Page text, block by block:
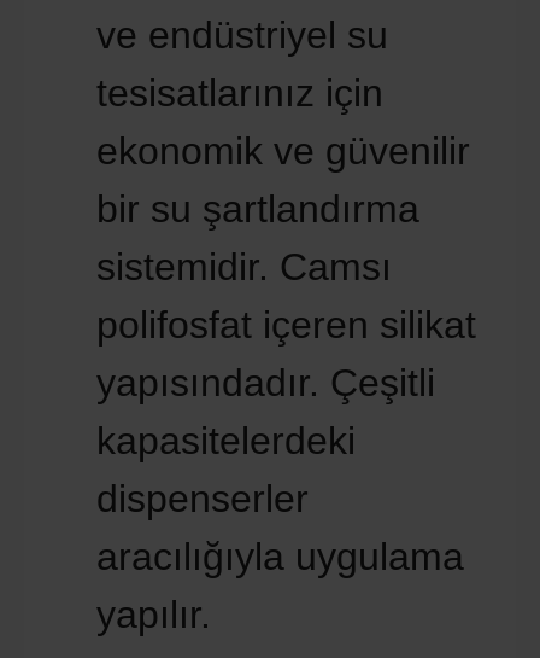
ve endüstriyel su
tesisatlarınız için
ekonomik ve güvenilir
bir su şartlandırma
sistemidir. Camsı
polifosfat içeren silikat
yapısındadır. Çeşitli
kapasitelerdeki
dispenserler
aracılığıyla uygulama
yapılır.